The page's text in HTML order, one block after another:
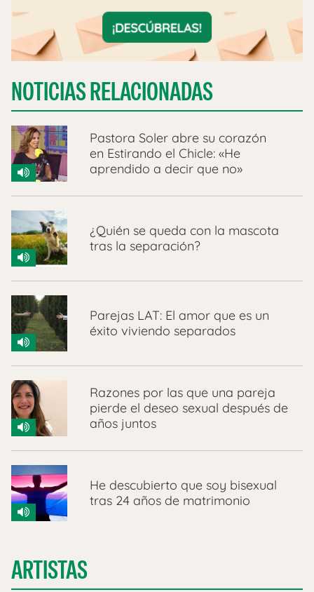
NOTICIAS RELACIONADAS
Pastora Soler abre su corazón
en Estirando el Chicle: «He
aprendido a decir que no»
¿Quién se queda con la mascota
tras la separación?
Parejas LAT: El amor que es un
éxito viviendo separados
Razones por las que una pareja
pierde el deseo sexual después de
años juntos
He descubierto que soy bisexual
tras 24 años de matrimonio
ARTISTAS